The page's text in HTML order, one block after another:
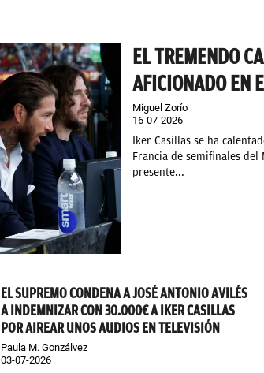
EL TREMENDO
AFICIONADO EN
Miguel Zorío
16-07-2026
Iker Casillas se ha
Francia de semifinales
presente...
EL SUPREMO CONDENA A JOSÉ ANTONIO AVILÉS
A INDEMNIZAR CON 30.000€ A IKER CASILLAS
POR AIREAR UNOS AUDIOS EN TELEVISIÓN
Paula M. Gonzálvez
03-07-2026